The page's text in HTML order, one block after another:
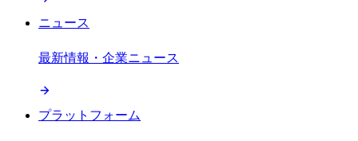
ニュース
最新情報・企業ニュース
プラットフォーム